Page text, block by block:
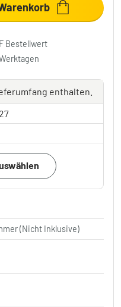
Bestellwert
enthalten.
(Nicht Inklusive)